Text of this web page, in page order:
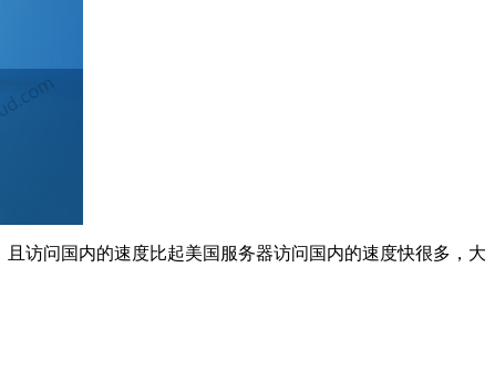
访问国内的速度比起美国服务器访问国内的速度快很多，大